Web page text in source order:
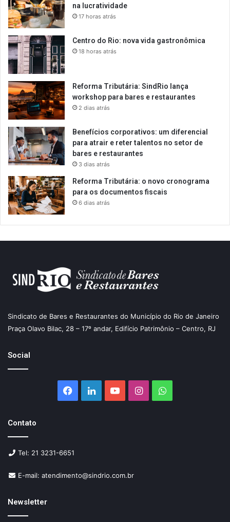
na lucratividade
17 horas atrás
Centro do Rio: nova vida gastronômica
18 horas atrás
Reforma Tributária: SindRio lança
workshop para bares e restaurantes
2 dias atrás
Benefícios corporativos: um diferencial
para atrair e reter talentos no setor de
bares e restaurantes
3 dias atrás
Reforma Tributária: o novo cronograma
para os documentos fiscais
6 dias atrás
Sindicato de Bares e Restaurantes do Município do Rio de Janeiro
Praça Olavo Bilac, 28 – 17º andar, Edifício Patrimônio – Centro, RJ
Social
Facebook
LinkedinYouTubeInstagramWhatsApp
Contato
Tel: 21 3231-6651
E-mail: atendimento@sindrio.com.br
Newsletter